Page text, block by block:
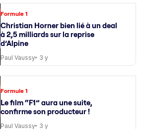
Formule 1
Christian Horner bien lié à un deal
à 2,5 milliards sur la reprise
d’Alpine
Paul Vaussy 3 y
Formule 1
Le film “F1” aura une suite,
confirme son producteur !
Paul Vaussy 3 y